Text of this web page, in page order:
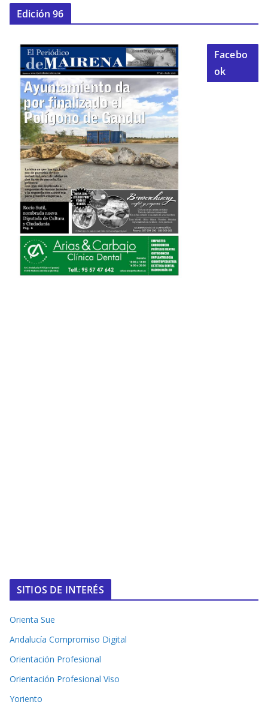
Edición 96
Facebo
ok
SITIOS DE INTERÉS
Orienta Sue
Andalucía Compromiso Digital
Orientación Profesional
Orientación Profesional Viso
Yoriento